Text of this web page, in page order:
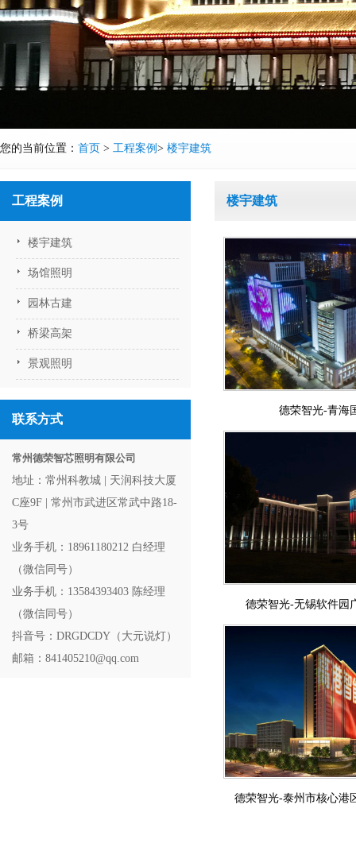
您的当前位置： 首页 > 工程案例 > 楼宇建筑
工程案例
楼宇建筑
场馆照明
园林古建
桥梁高架
景观照明
联系方式
常州德荣智芯照明有限公司
地址：常州科教城 | 天润科技大厦
C座9F | 常州市武进区常武中路18-
3号
业务手机：18961180212 白经理
（微信同号）
业务手机：13584393403 陈经理
（微信同号）
抖音号：DRGDCDY（大元说灯）
邮箱：841405210@qq.com
楼宇建筑
德荣智光-青海
德荣智光-无锡软件园
德荣智光-泰州市核心港